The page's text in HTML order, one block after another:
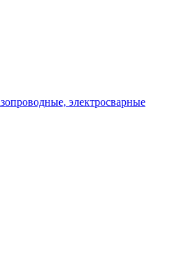
электросварные